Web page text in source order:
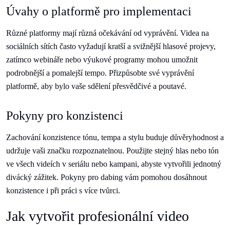
Úvahy o platformě pro implementaci
Různé platformy mají různá očekávání od vyprávění. Videa na
sociálních sítích často vyžadují kratší a svižnější hlasové projevy,
zatímco webináře nebo výukové programy mohou umožnit
podrobnější a pomalejší tempo. Přizpůsobte své vyprávění
platformě, aby bylo vaše sdělení přesvědčivé a poutavé.
Pokyny pro konzistenci
Zachování konzistence tónu, tempa a stylu buduje důvěryhodnost a
udržuje vaši značku rozpoznatelnou. Použijte stejný hlas nebo tón
ve všech videích v seriálu nebo kampani, abyste vytvořili jednotný
divácký zážitek. Pokyny pro dabing vám pomohou dosáhnout
konzistence i při práci s více tvůrci.
Jak vytvořit profesionální video